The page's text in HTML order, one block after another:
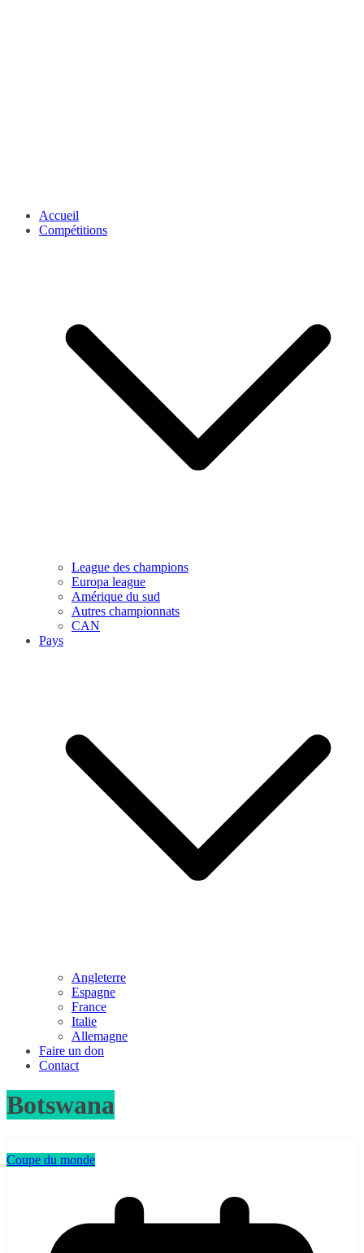
Accueil
Compétitions
League des champions
Europa league
Amérique du sud
Autres championnats
CAN
Pays
Angleterre
Espagne
France
Italie
Allemagne
Faire un don
Contact
Botswana
Coupe du monde